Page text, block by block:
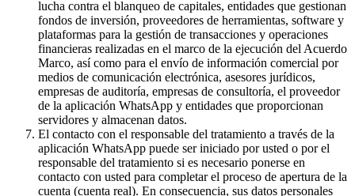
lucha contra el blanqueo de capitales, entidades que gestionan
fondos de inversión, proveedores de herramientas, software y
plataformas para la gestión de transacciones y operaciones
financieras realizadas en el marco de la ejecución del Acuerdo
Marco, así como para el envío de información comercial por
medios de comunicación electrónica, asesores jurídicos,
empresas de auditoría, empresas de consultoría, el proveedor
de la aplicación WhatsApp y entidades que proporcionan
servidores y almacenan datos.
El contacto con el responsable del tratamiento a través de la
aplicación WhatsApp puede ser iniciado por usted o por el
responsable del tratamiento si es necesario ponerse en
contacto con usted para completar el proceso de apertura de la
cuenta (cuenta real). En consecuencia, sus datos personales